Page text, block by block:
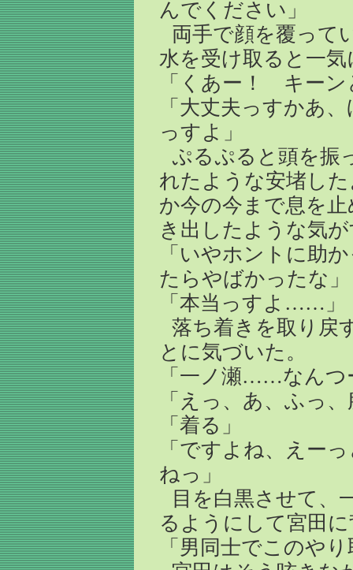
んでください」
両手で顔を覆って
水を受け取ると一
「くあー！ キー
「大丈夫っすかあ
っすよ」
ぷるぷると頭を振
れたような安堵し
か今の今まで息を
き出したような気
「いやホントに助
たらやばかったな」
「本当っすよ……」
落ち着きを取り戻
とに気づいた。
「一ノ瀬……なん
「えっ、あ、ふっ
「着る」
「ですよね、えー
ねっ」
目を白黒させて、
るようにして宮田
「男同士でこのや